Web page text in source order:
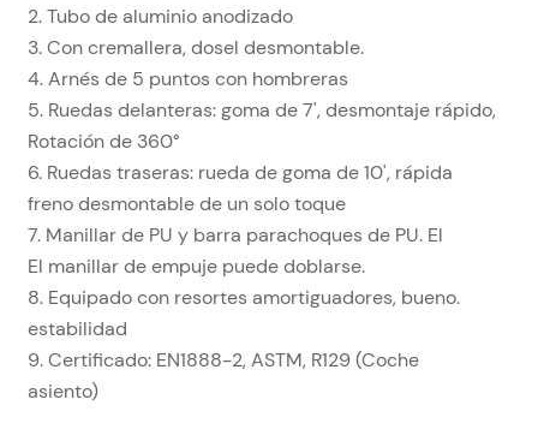
2. Tubo de aluminio anodizado
3. Con cremallera, dosel desmontable.
4. Arnés de 5 puntos con hombreras
5. Ruedas delanteras: goma de 7', desmontaje rápido,
Rotación de 360°
6. Ruedas traseras: rueda de goma de 10', rápida
freno desmontable de un solo toque
7. Manillar de PU y barra parachoques de PU. El
El manillar de empuje puede doblarse.
8. Equipado con resortes amortiguadores, bueno.
estabilidad
9. Certificado: EN1888-2, ASTM, R129 (Coche
asiento)